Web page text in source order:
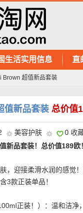
生活实用信息 直
Brown 超值新品套装
新品套装 总价值
美容护肤 0 收
品套装！总价值189欧
，迎接柔滑水润的感觉
3款正装单品！
正装！）：温和洁净